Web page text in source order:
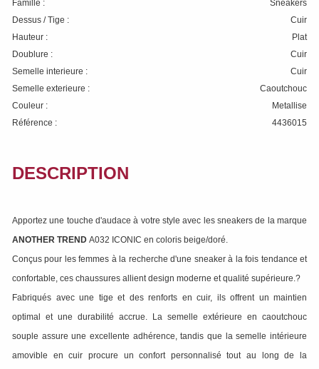
Famille :
Sneakers
Dessus / Tige :
Cuir
Hauteur :
Plat
Doublure :
Cuir
Semelle interieure :
Cuir
Semelle exterieure :
Caoutchouc
Couleur :
Metallise
Référence :
4436015
DESCRIPTION
Apportez une touche d'audace à votre style avec les sneakers de la marque
ANOTHER TREND A032 ICONIC en coloris beige/doré.
Conçus pour les femmes à la recherche d'une sneaker à la fois tendance et
confortable, ces chaussures allient design moderne et qualité supérieure.?
Fabriqués avec une tige et des renforts en cuir, ils offrent un maintien
optimal et une durabilité accrue. La semelle extérieure en caoutchouc
souple assure une excellente adhérence, tandis que la semelle intérieure
amovible en cuir procure un confort personnalisé tout au long de la